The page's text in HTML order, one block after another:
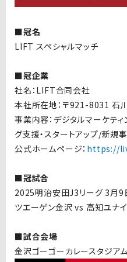
■冠名
LIFT スペシャルマッチ
■冠企業
社名：LIFT合同会社
本社所在地：〒921-8031 石
事業内容： デジタルマーケティ
グ支援・ スタートアップ/新規
公式ホームページ： https://
■冠試合
2025明治安田J3リーグ 3月9
ツエーゲン金沢 vs 高知ユナ
■試合会場
金沢ゴーゴーカレースタジ